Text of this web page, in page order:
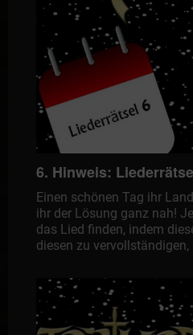
6. Hinweis:
Einen schönen Tag ihr
ihr der Lösung ganz nah!
das Lied finden, indem
diesen zu